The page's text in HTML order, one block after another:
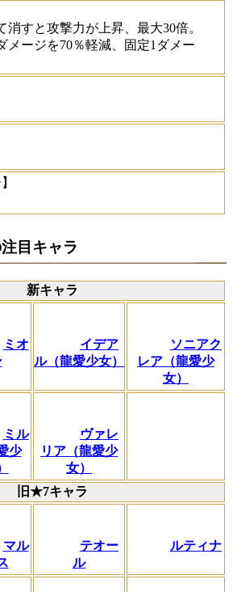
消すと攻撃力が上昇、最大30倍。
メージを70％軽減、固定1ダメー
目キャラ
新キャラ
ミオ
イデア
ル（龍愛少女）
ソニアク
レア（龍愛少
女）
ミル
少
ヴァレ
リア（龍愛少
女）
旧★7キャラ
マル
テオー
ル
ルティナ